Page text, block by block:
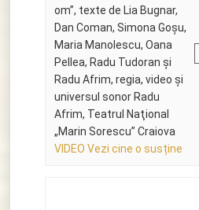
om”, texte de Lia Bugnar,
Dan Coman, Simona Goşu,
Maria Manolescu, Oana
Pellea, Radu Tudoran și
Radu Afrim, regia, video și
universul sonor Radu
Afrim, Teatrul Naţional
„Marin Sorescu” Craiova
VIDEO Vezi cine o susține